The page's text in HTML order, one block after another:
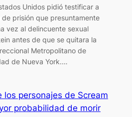
Unidos pidió testificar a
prisión que presuntamente
vez al delincuente sexual
antes de que se quitara la
Metropolitano de
de Nueva York.…